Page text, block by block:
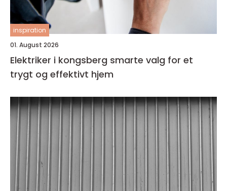
inspiration
01. August 2026
Elektriker i kongsberg smarte valg for et
trygt og effektivt hjem